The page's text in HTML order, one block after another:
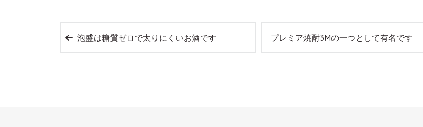
泡盛は糖質ゼロで太りにくいお酒です プレミア焼酎3Mの一つとして有名です